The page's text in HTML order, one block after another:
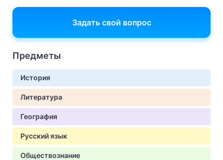
Задать свой вопрос
Предметы
История
Литература
География
Русский язык
Обществознание